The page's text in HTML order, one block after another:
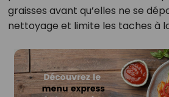
graisses avant qu’elles ne se
nettoyage et limite les taches à